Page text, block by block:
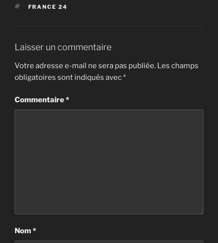
ÉTIQUETTES
FRANCE 24
Laisser un commentaire
Votre adresse e-mail ne sera pas publiée. Les champs
obligatoires sont indiqués avec*
Commentaire*
Nom*